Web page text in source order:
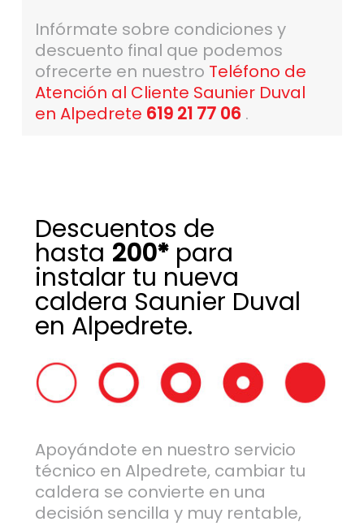
Infórmate sobre condiciones y
descuento final que podemos
ofrecerte en nuestro Teléfono de
Atención al Cliente Saunier Duval
en Alpedrete 619 21 77 06 .
Descuentos de
hasta 200*para
instalar tu nueva
caldera Saunier Duval
en Alpedrete.
Apoyándote en nuestro servicio
técnico en Alpedrete, cambiar tu
caldera se convierte en una
decisión sencilla y muy rentable,